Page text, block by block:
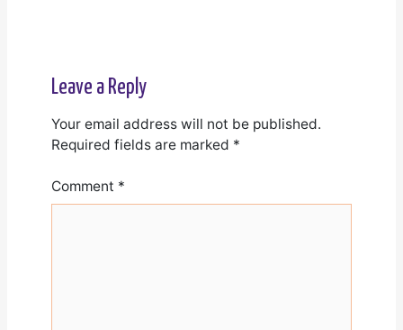
Leave a Reply
Your email address will not be published.
Required fields are marked *
Comment *